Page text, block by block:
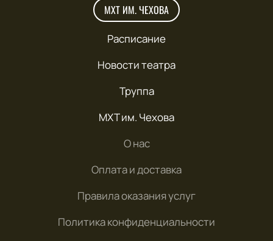
МХТ ИМ. ЧЕХОВА
Расписание
Новости театра
Труппа
МХТ им. Чехова
О нас
Оплата и доставка
Правила оказания услуг
Политика конфиденциальности